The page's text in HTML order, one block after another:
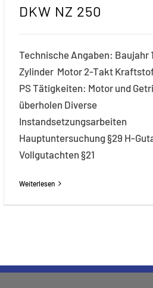
DKW NZ 250
Technische Angaben: Baujahr
Zylinder Motor 2-Takt
PS Tätigkeiten: Motor und
überholen Diverse
Instandsetzungsarbeiten
Hauptuntersuchung §29 H-
Vollgutachten §21
Weiterlesen